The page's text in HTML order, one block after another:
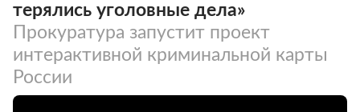
терялись уголовные дела»
Прокуратура запустит проект
интерактивной криминальной карты
России